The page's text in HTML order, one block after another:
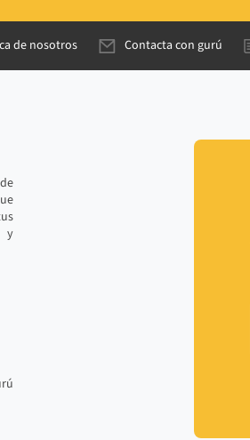
de nosotros Contacta con gurú
y